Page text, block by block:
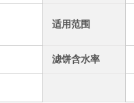
适用范围
滤饼含水率